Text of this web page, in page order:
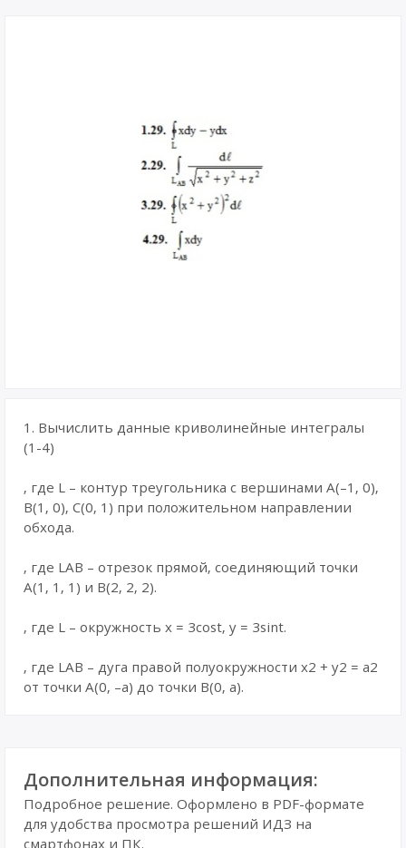
1. Вычислить данные криволинейные интегралы
(1-4)
, где L – контур треугольника с вершинами A(–1, 0),
B(1, 0), C(0, 1) при положительном направлении
обхода.
, где LAB – отрезок прямой, соединяющий точки
A(1, 1, 1) и B(2, 2, 2).
, где L – окружность x = 3cost, y = 3sint.
, где LAB – дуга правой полуокружности x2 + y2 = a2
от точки A(0, –a) до точки B(0, a).
Дополнительная информация:
Подробное решение. Оформлено в PDF-формате
для удобства просмотра решений ИДЗ на
смартфонах и ПК.